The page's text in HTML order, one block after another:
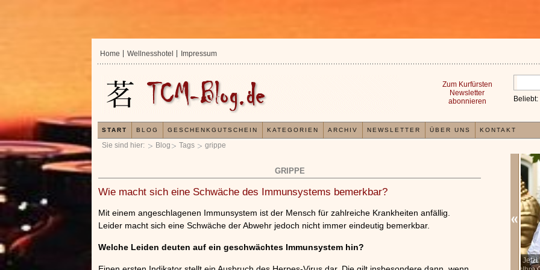
Sie sind hier: Blog Tags grippe
GRIPPE
Wie macht sich eine Schwäche des Immunsystems bemerkbar?
Mit einem angeschlagenen Immunsystem ist der Mensch für zahlreiche Krankheiten anfällig.
Leider macht sich eine Schwäche der Abwehr jedoch nicht immer eindeutig bemerkbar.
Welche Leiden deuten auf ein geschwächtes Immunsystem hin?
Jetzt
Home Wellnesshotel Impressum
Beliebt:
Zum Kurfürsten
Newsletter
abonnieren
START BLOG GESCHENKGUTSCHEIN KATEGORIEN ARCHIV NEWSLETTER ÜBER UNS KONTAKT